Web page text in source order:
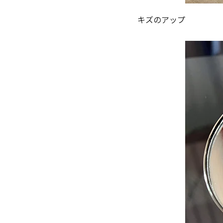
キズのアップ